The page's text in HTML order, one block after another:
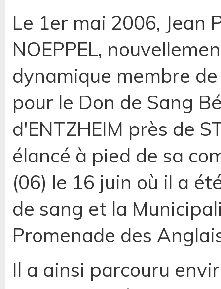
Le 1er mai 2006, Jean
NOEPPEL,
dynamique membre
pour le Don de Sang
d'ENTZHEIM près de
élancé à pied de sa
(06) le 16 juin où il a
de sang et la
Promenade des
Il a ainsi parcouru